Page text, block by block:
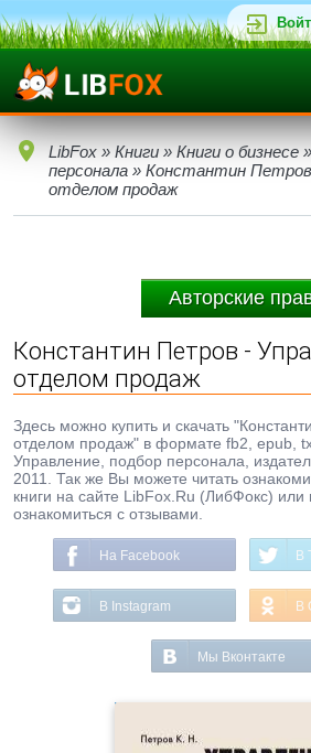
LibFox » Книги » Книги о бизнесе »
персонала » Константин Петров
отделом продаж
Авторские
Константин Петров -
отделом продаж
Здесь можно купить и скачать
отделом продаж" в формате fb2, epub,
Управление, подбор персонала,
2011. Так же Вы можете читать
книги на сайте LibFox.Ru (ЛибФокс) или
ознакомиться с отзывами.
На Facebook В
В Instagram В
Мы Вконтакте